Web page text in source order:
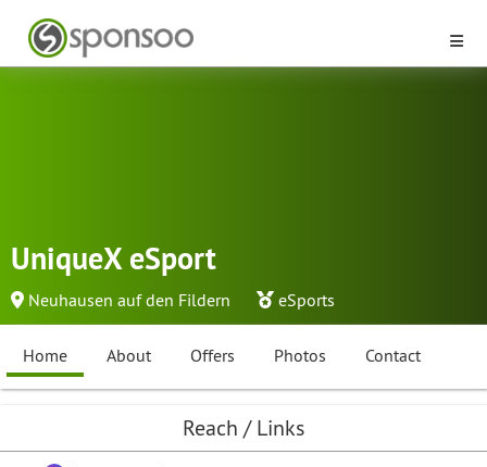
UniqueX eSport
Neuhausen auf den Fildern eSports
Home About Offers Photos Contact
Reach / Links